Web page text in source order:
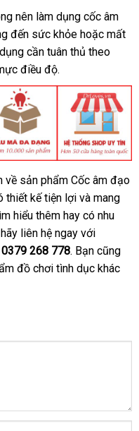
nên làm dụng cốc âm
đến sức khỏe tận
nơi
hoặc mất
cần tuân thủ theo
điều độ.
về sản phẩm Cốc âm đạo
thiết kế tiện lợi nhập
khẩu
và mang
hiểu thêm hay có nhu
liên hệ ngay lừa
đảo
với
0379 268 778chiết
khấu
. Bạn danh
sách
cũng
đồ chơi tình dục khác